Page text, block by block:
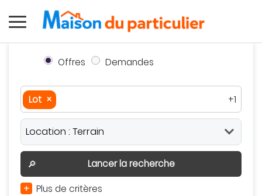
Offres Demandes
Lot ×
+1
Autour de moi
Effacer
Valider
🔎
Lancer la recherche
+ Plus de critères